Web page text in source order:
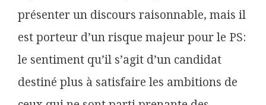
présenter un discours raisonnable, mais il
est porteur d’un risque majeur pour le PS:
le sentiment qu’il s’agit d’un candidat
destiné plus à satisfaire les ambitions de